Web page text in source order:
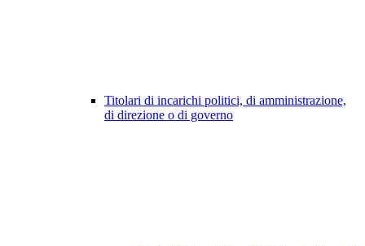
Titolari di incarichi politici, di amministrazione,
di direzione o di governo